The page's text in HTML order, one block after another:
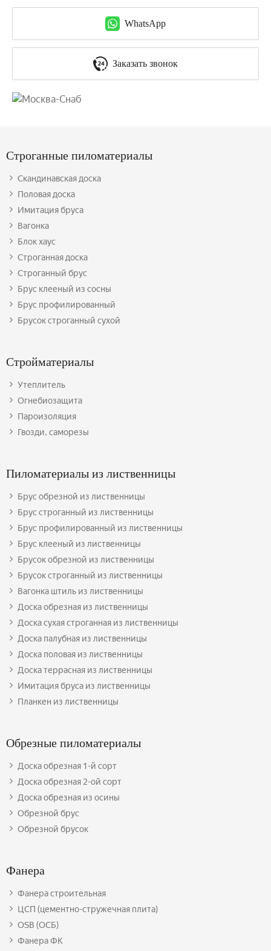
WhatsApp
Заказать звонок
Строганные пиломатериалы
Скандинавская доска
Половая доска
Имитация бруса
Вагонка
Блок хаус
Строганная доска
Строганный брус
Брус клееный из сосны
Брус профилированный
Брусок строганный сухой
Стройматериалы
Утеплитель
Огнебиозащита
Пароизоляция
Гвозди, саморезы
Пиломатериалы из лиственницы
Брус обрезной из лиственницы
Брус строганный из лиственницы
Брус профилированный из лиственницы
Брус клееный из лиственницы
Брусок обрезной из лиственницы
Брусок строганный из лиственницы
Вагонка штиль из лиственницы
Доска обрезная из лиственницы
Доска сухая строганная из лиственницы
Доска палубная из лиственницы
Доска половая из лиственницы
Доска террасная из лиственницы
Имитация бруса из лиственницы
Планкен из лиственницы
Обрезные пиломатериалы
Доска обрезная 1-й сорт
Доска обрезная 2-ой сорт
Доска обрезная из осины
Обрезной брус
Обрезной брусок
Фанера
Фанера строительная
ЦСП (цементно-стружечная плита)
OSB (ОСБ)
Фанера ФК